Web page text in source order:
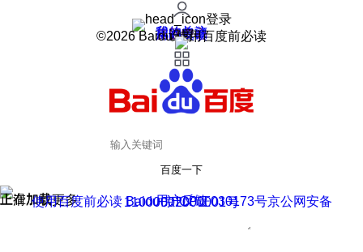
登录
我的关注
我的收藏
皮肤中心
用户反馈
设置
©2026 Baidu 使用百度前必读
百度一下
正在加载
上滑加载更多 用户反馈
使用百度前必读 Baidu 京ICP证030173号
京公网安备11000002000001号